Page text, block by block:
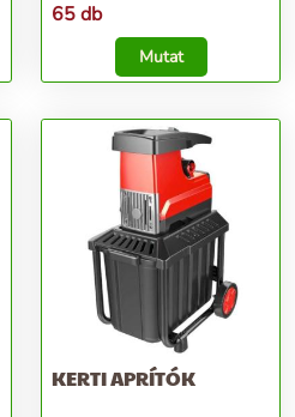
65 db
Mutat
KERTI APRÍTÓK